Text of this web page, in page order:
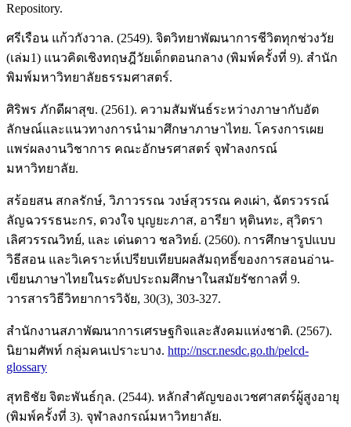
Repository.
ศรีเรือน แก้วกังวาล. (2549). จิตวิทยาพัฒนาการชีวิตทุกช่วงวัย
(เล่ม1) แนวคิดเชิงทฤษฎีวัยเด็กตอนกลาง (พิมพ์ครั้งที่ 9). สำนัก
พิมพ์มหาวิทยาลัยธรรมศาสตร์.
ศิริพร ภักดีผาสุข. (2561). ความสัมพันธ์ระหว่างภาษากับอัต
ลักษณ์และแนวทางการนำมาศึกษาภาษาไทย. โครงการเผย
แพร่ผลงานวิชาการ คณะอักษรศาสตร์ จุฬาลงกรณ์
มหาวิทยาลัย.
สร้อยสน สกลรักษ์, วิภาวรรณ วงษ์สุวรรณ คงเผ่า, ฉัตรวรรณ์
ลัญฉวรรธนะกร, ดวงใจ บุญยะภาส, อารียา หุตินทะ, สุวิตรา
เลิศวรรณวิทย์, และ เด่นดาว ชลวิทย์. (2560). การศึกษารูปแบบ
วิธีสอน และวิเคราะห์เปรียบเทียบผลสัมฤทธิ์ของการสอนอ่าน-
เขียนภาษาไทยในระดับประถมศึกษาในสมัยรัชกาลที่ 9.
วารสารวิธีวิทยาการวิจัย, 30(3), 303-327.
สำนักงานสภาพัฒนาการเศรษฐกิจและสังคมแห่งชาติ. (2567).
นิยามศัพท์ กลุ่มคนเปราะบาง. http://nscr.nesdc.go.th/pelcd-
glossary
สุทธิชัย จิตะพันธ์กุล. (2544). หลักสำคัญของเวชศาสตร์ผู้สูงอายุ
(พิมพ์ครั้งที่ 3). จุฬาลงกรณ์มหาวิทยาลัย.